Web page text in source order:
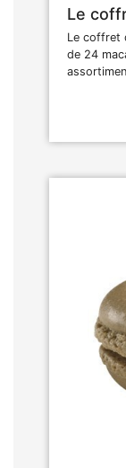
Le
Le coffret
de 24